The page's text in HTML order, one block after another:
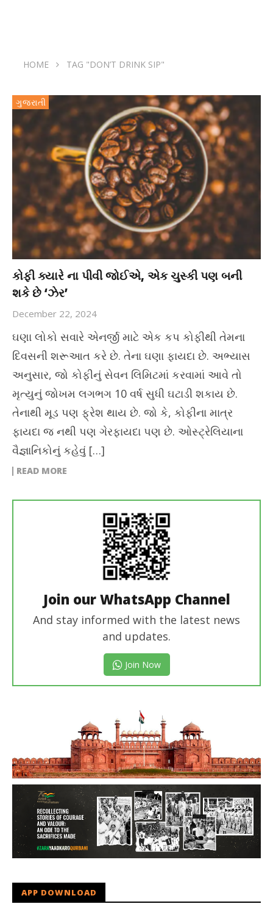
HOME TAG "DON’T DRINK SIP"
ગુજરાતી
કોફી ક્યારે ના પીવી જોઈએ, એક ચુસ્કી પણ બની
શકે છે ‘ઝેર’
December 22, 2024
ઘણા લોકો સવારે એનર્જી માટે એક કપ કોફીથી તેમના
દિવસની શરૂઆત કરે છે. તેના ઘણા ફાયદા છે. અભ્યાસ
અનુસાર, જો કોફીનું સેવન લિમિટમાં કરવામાં આવે તો
મૃત્યુનું જોખમ લગભગ 10 વર્ષ સુધી ઘટાડી શકાય છે.
તેનાથી મૂડ પણ ફ્રેશ થાય છે. જો કે, કોફીના માત્ર
ફાયદા જ નથી પણ ગેરફાયદા પણ છે. ઓસ્ટ્રેલિયાના
વૈજ્ઞાનિકોનું કહેવું […]
READ MORE
Join our WhatsApp Channel
And stay informed with the latest news
and updates.
Join Now
APP DOWNLOAD